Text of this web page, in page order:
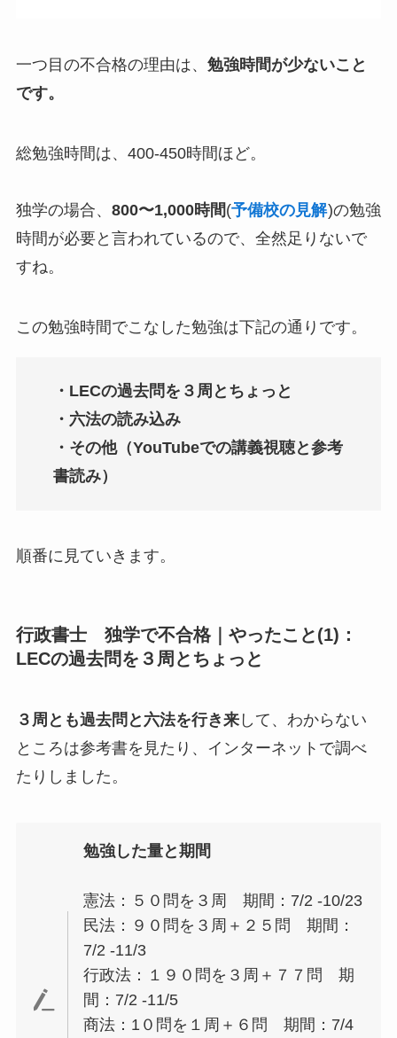
一つ目の不合格の理由は、 勉強時間が少ないこと
です。
総勉強時間は、400-450時間ほど。
独学の場合、 800〜1,000時間(予備校の見解)の勉強
時間が必要と言われているので、全然足りないで
すね。
この勉強時間でこなした勉強は下記の通りです。
・LECの過去問を３周とちょっと
・六法の読み込み
・その他（YouTubeでの講義視聴と参考
書読み）
順番に見ていきます。
行政書士 独学で不合格｜やったこと(1)：
LECの過去問を３周とちょっと
３周とも過去問と六法を行き来して、わからない
ところは参考書を見たり、インターネットで調べ
たりしました。
勉強した量と期間
憲法：５０問を３周 期間：7/2 -10/23
民法：９０問を３周＋２５問 期間：
7/2 -11/3
行政法：１９０問を３周＋７７問 期
間：7/2 -11/5
商法：1０問を１周＋６問 期間：7/4